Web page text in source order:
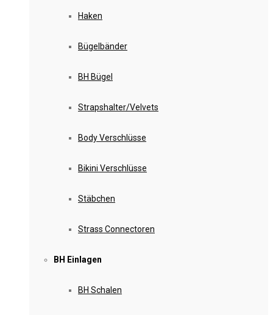
Haken
Bügelbänder
BH Bügel
Strapshalter/Velvets
Body Verschlüsse
Bikini Verschlüsse
Stäbchen
Strass Connectoren
BH Einlagen
BH Schalen